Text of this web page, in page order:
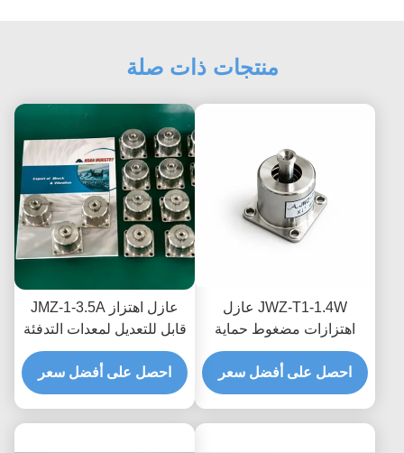
منتجات ذات صلة
JWZ-T1-1.4W عازل
اهتزازات مضغوط حماية
ثابتة من الصدمات
والاهتزازات للمعدات
الخفيفة الوزن
احصل على أفضل سعر
عازل اهتزاز JMZ-1-3.5A
قابل للتعديل لمعدات التدفئة
والتهوية وتكييف الهواء،
حمولة 3.5 كجم
احصل على أفضل سعر